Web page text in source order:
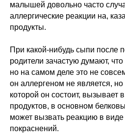
малышей довольно часто
аллергические реакции на,
продукты.
При какой-нибудь сыпи после
родители зачастую думают,
но на самом деле это не
он аллергеном не является, но
которой он состоит,
продуктов, в основном
может вызвать реакцию в виде
покраснений.